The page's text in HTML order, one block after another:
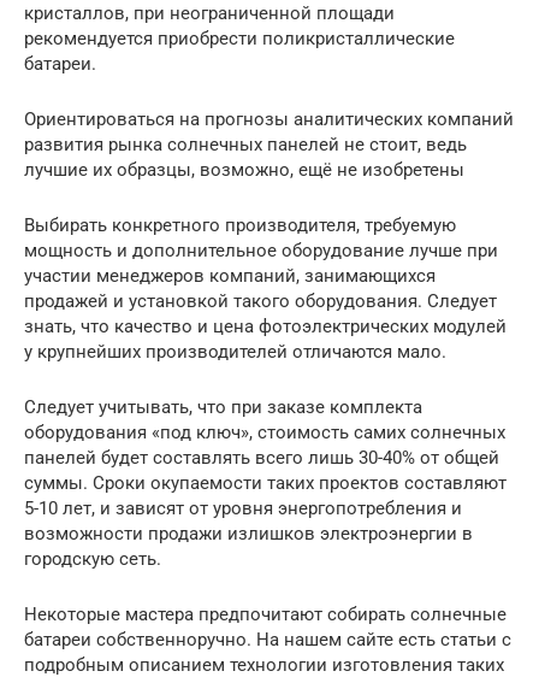
кристаллов, при неограниченной площади
рекомендуется приобрести поликристаллические
батареи.
Ориентироваться на прогнозы аналитических компаний
развития рынка солнечных панелей не стоит, ведь
лучшие их образцы, возможно, ещё не изобретены
Выбирать конкретного производителя, требуемую
мощность и дополнительное оборудование лучше при
участии менеджеров компаний, занимающихся
продажей и установкой такого оборудования. Следует
знать, что качество и цена фотоэлектрических модулей
у крупнейших производителей отличаются мало.
Следует учитывать, что при заказе комплекта
оборудования «под ключ», стоимость самих солнечных
панелей будет составлять всего лишь 30-40% от общей
суммы. Сроки окупаемости таких проектов составляют
5-10 лет, и зависят от уровня энергопотребления и
возможности продажи излишков электроэнергии в
городскую сеть.
Некоторые мастера предпочитают собирать солнечные
батареи собственноручно. На нашем сайте есть статьи с
подробным описанием технологии изготовления таких